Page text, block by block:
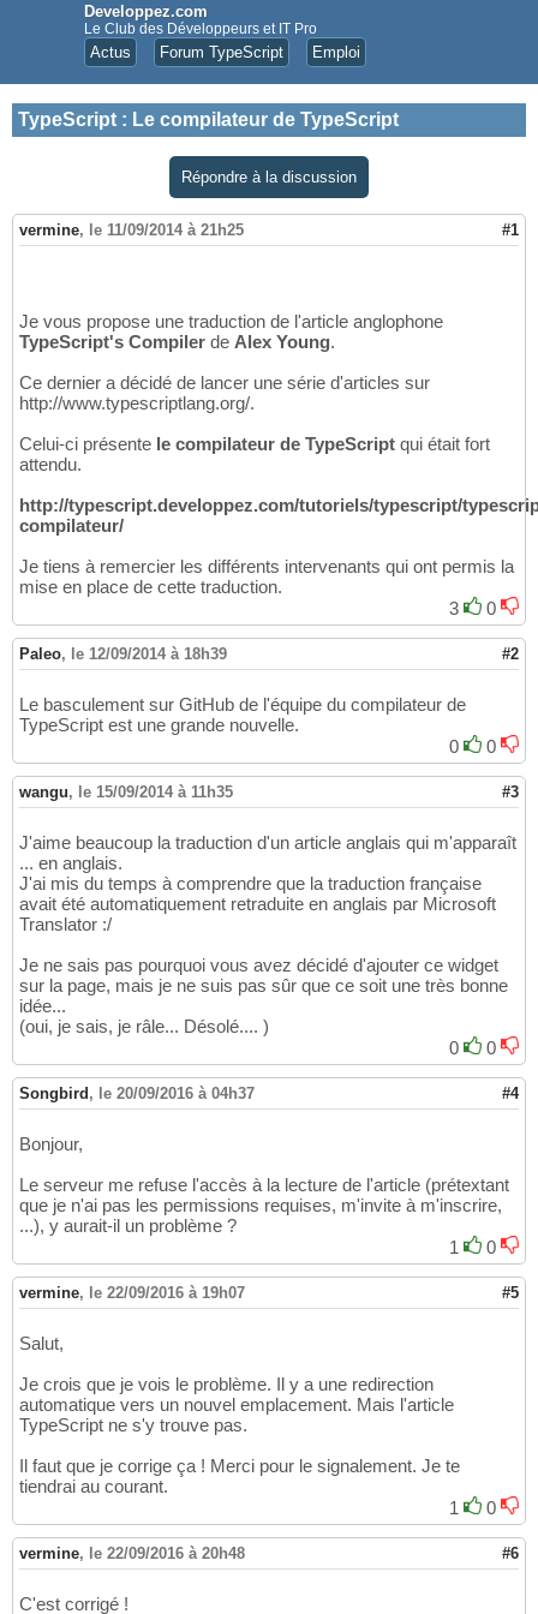
Developpez.com
Le Club des Développeurs et IT Pro
Actus Forum TypeScript Emploi
TypeScript : Le compilateur de TypeScript
Répondre à la discussion
vermine, le 11/09/2014 à 21h25 #1
Je vous propose une traduction de l'article anglophone
TypeScript's Compiler de Alex Young.
Ce dernier a décidé de lancer une série d'articles sur
http://www.typescriptlang.org/.
Celui-ci présente le compilateur de TypeScript qui était fort
attendu.
http://typescript.developpez.com/tutoriels/typescript/
compilateur/
Je tiens à remercier les différents intervenants qui ont permis la
mise en place de cette traduction.
3
0
Paleo, le 12/09/2014 à 18h39 #2
Le basculement sur GitHub de l'équipe du compilateur de
TypeScript est une grande nouvelle.
0
0
wangu, le 15/09/2014 à 11h35 #3
J'aime beaucoup la traduction d'un article anglais qui m'apparaît
... en anglais.
J'ai mis du temps à comprendre que la traduction française
avait été automatiquement retraduite en anglais par Microsoft
Translator :/
Je ne sais pas pourquoi vous avez décidé d'ajouter ce widget
sur la page, mais je ne suis pas sûr que ce soit une très bonne
idée...
(oui, je sais, je râle... Désolé.... )
0
0
Songbird , le 20/09/2016 à 04h37 #4
Bonjour,
Le serveur me refuse l'accès à la lecture de l'article (prétextant
que je n'ai pas les permissions requises, m'invite à m'inscrire,
...), y aurait-il un problème ?
1
0
vermine, le 22/09/2016 à 19h07 #5
Salut,
Je crois que je vois le problème. Il y a une redirection
automatique vers un nouvel emplacement. Mais l'article
TypeScript ne s'y trouve pas.
Il faut que je corrige ça ! Merci pour le signalement. Je te
tiendrai au courant.
1
0
vermine, le 22/09/2016 à 20h48 #6
C'est corrigé !